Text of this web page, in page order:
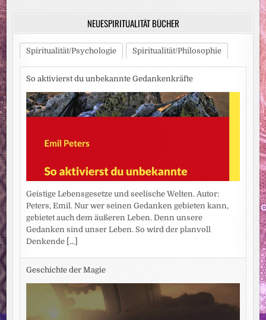
DER
ANGEL
STUDIOS/
DER
DEAL
UMFASST
10
EXKLUSIV
BIBEL
TV
IM
DEUTSCHEN
9.
APRIL:
DER
NEUE
BONHOEFFER-
FILM
NEUESPIRITUALITÄT BÜCHER
Spiritualität/Psychologie Spiritualität/Philosophie
So aktivierst du unbekannte Gedankenkräfte
Geistige Lebensgesetze und seelische Welten. Autor:
Peters, Emil. Nur wer seinen Gedanken gebieten kann,
gebietet auch dem äußeren Leben. Denn unsere
Gedanken sind unser Leben. So wird der planvoll
Denkende [...]
Geschichte der Magie